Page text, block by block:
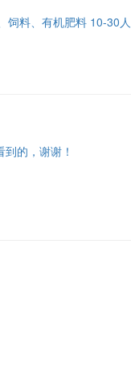
饲料、有机肥料 10-30人
的，谢谢！